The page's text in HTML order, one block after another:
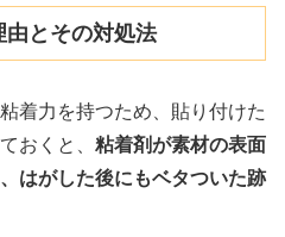
由とその対処法
着力を持つため、貼り付けた
おくと、 粘着剤が素材の表面
はがした後にもベタついた跡